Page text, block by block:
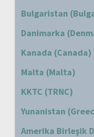
Bulgaristan
Danimarka
Kanada (Canada)
Malta (Malta)
KKTC (TRNC)
Yunanistan
Amerika Birleşik